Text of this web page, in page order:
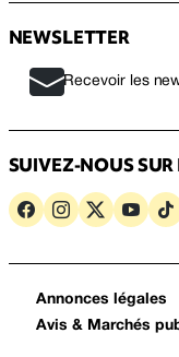
NEWSLETTER
Recevoir les
SUIVEZ-NOUS SUR
Annonces légales
Avis & Marchés